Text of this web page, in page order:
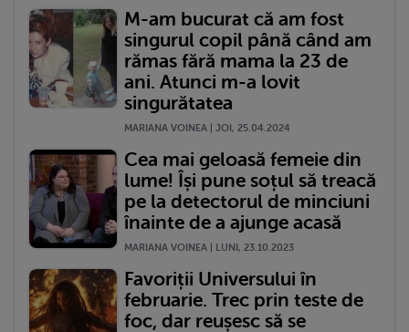
M-am bucurat că am fost
singurul copil până când am
rămas fără mama la 23 de
ani. Atunci m-a lovit
singurătatea
MARIANA VOINEA | JOI, 25.04.2024
Cea mai geloasă femeie din
lume! Își pune soțul să treacă
pe la detectorul de minciuni
înainte de a ajunge acasă
MARIANA VOINEA | LUNI, 23.10.2023
Favoriții Universului în
februarie. Trec prin teste de
foc, dar reușesc să se